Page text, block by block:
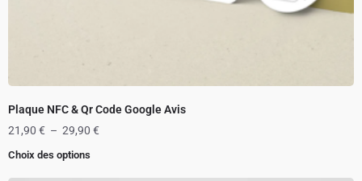
Plaque NFC & Qr Code Google Avis
21,90 € – 29,90 €
Choix des options